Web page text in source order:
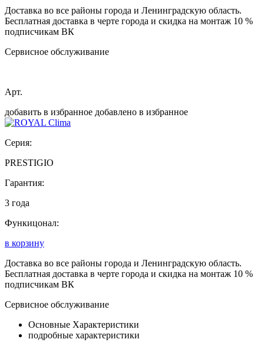
Доставка во все районы города и Ленинградскую область.
Бесплатная доставка в черте города и скидка на монтаж 10 %
подписчикам ВК
Сервисное обслуживание
Арт.
добавить в избранное добавлено в избранное
Серия:
PRESTIGIO
Гарантия:
3 года
Функицонал:
в корзину
Доставка во все районы города и Ленинградскую область.
Бесплатная доставка в черте города и скидка на монтаж 10 %
подписчикам ВК
Сервисное обслуживание
Основные Характеристики
подробные характеристики